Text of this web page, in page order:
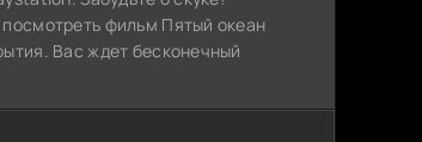
фильм Пятый океан
Вас ждет бесконечный